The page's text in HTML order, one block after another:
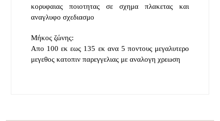
κορυφαιας ποιοτητας σε σχημα πλακετας και
αναγλυφο σχεδιασμο
Μήκος ζώνης:
Απο 100 εκ εως 135 εκ ανα 5 ποντους μεγαλυτερο
μεγεθος κατοπιν παρεγγελιας με αναλογη χρεωση